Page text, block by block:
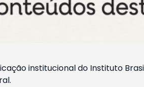
institucional do Instituto